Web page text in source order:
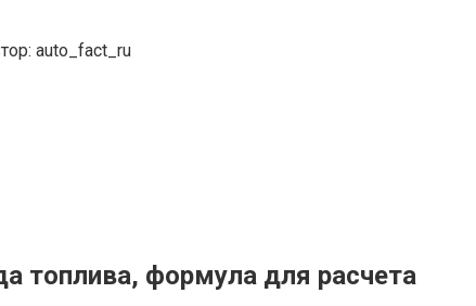
auto_fact_ru
топлива, формула для расчета